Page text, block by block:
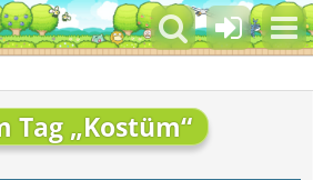
Tag „Kostüm“